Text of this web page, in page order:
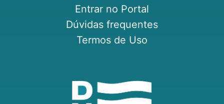
Entrar no Portal
Dúvidas frequentes
Termos de Uso